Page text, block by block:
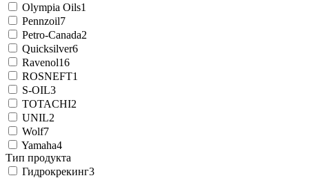
Olympia Oils1
Pennzoil7
Petro-Canada2
Quicksilver6
Ravenol16
ROSNEFT1
S-OIL3
TOTACHI2
UNIL2
Wolf7
Yamaha4
Тип продукта
Гидрокрекинг3